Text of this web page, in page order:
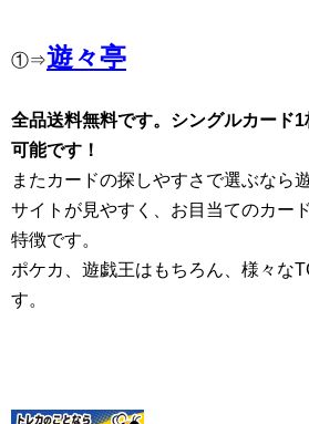
①⇒遊々亭
全品送料無料です。シングルカード
可能です！
またカードの探しやすさで選ぶなら
サイトが見やすく、お目当てのカー
特徴です。
ポケカ、遊戯王はもちろん、様々な
す。